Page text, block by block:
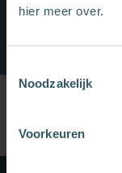
hier meer over.
Noodzakelijk
Voorkeuren